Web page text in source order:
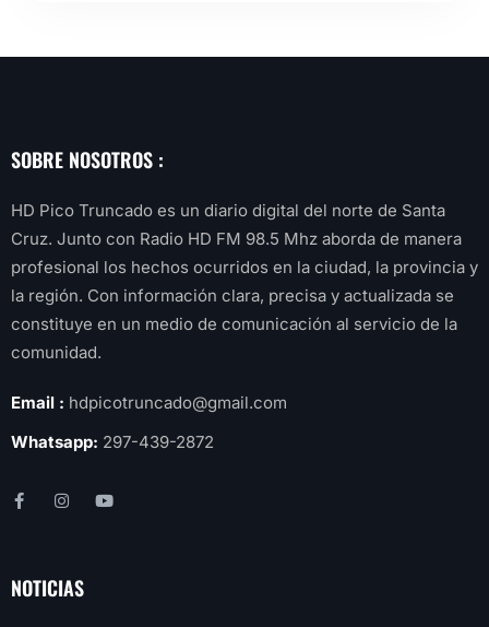
SOBRE NOSOTROS :
HD Pico Truncado es un diario digital del norte de Santa
Cruz. Junto con Radio HD FM 98.5 Mhz aborda de manera
profesional los hechos ocurridos en la ciudad, la provincia y
la región. Con información clara, precisa y actualizada se
constituye en un medio de comunicación al servicio de la
comunidad.
Email : hdpicotruncado@gmail.com
Whatsapp: 297-439-2872
NOTICIAS